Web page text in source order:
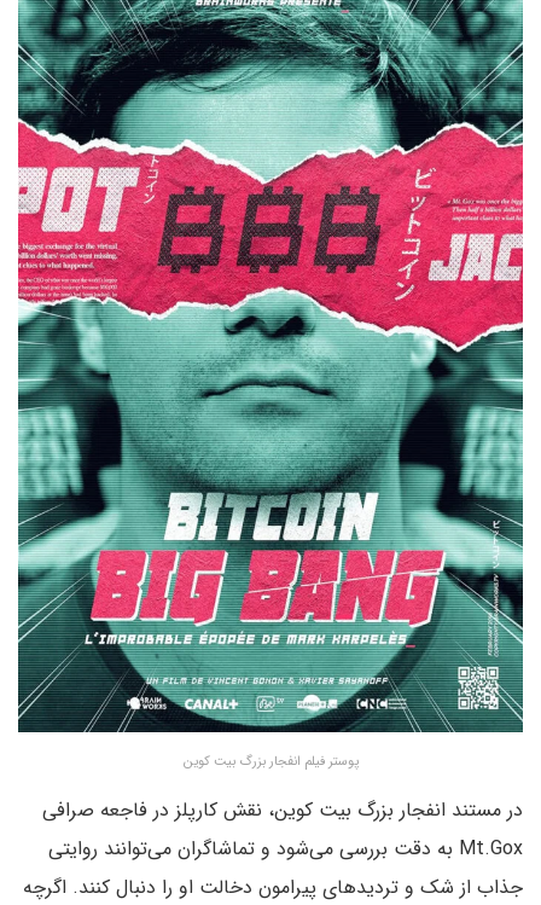
پوستر فیلم انفجار بزرگ بیت کوین
در مستند انفجار بزرگ بیت کوین، نقش کارپلز در فاجعه صرافی
Mt.Gox به دقت بررسی می‌‌شود و تماشاگران می‌توانند روایتی
جذاب از شک و تردیدهای پیرامون دخالت او را دنبال کنند. اگرچه